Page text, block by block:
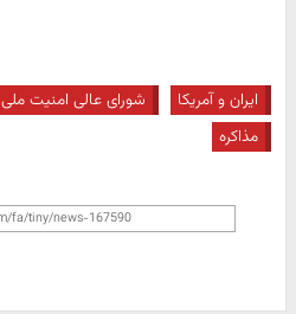
ایران و آمریکا شورای عالی امنیت ملی
مذاکره